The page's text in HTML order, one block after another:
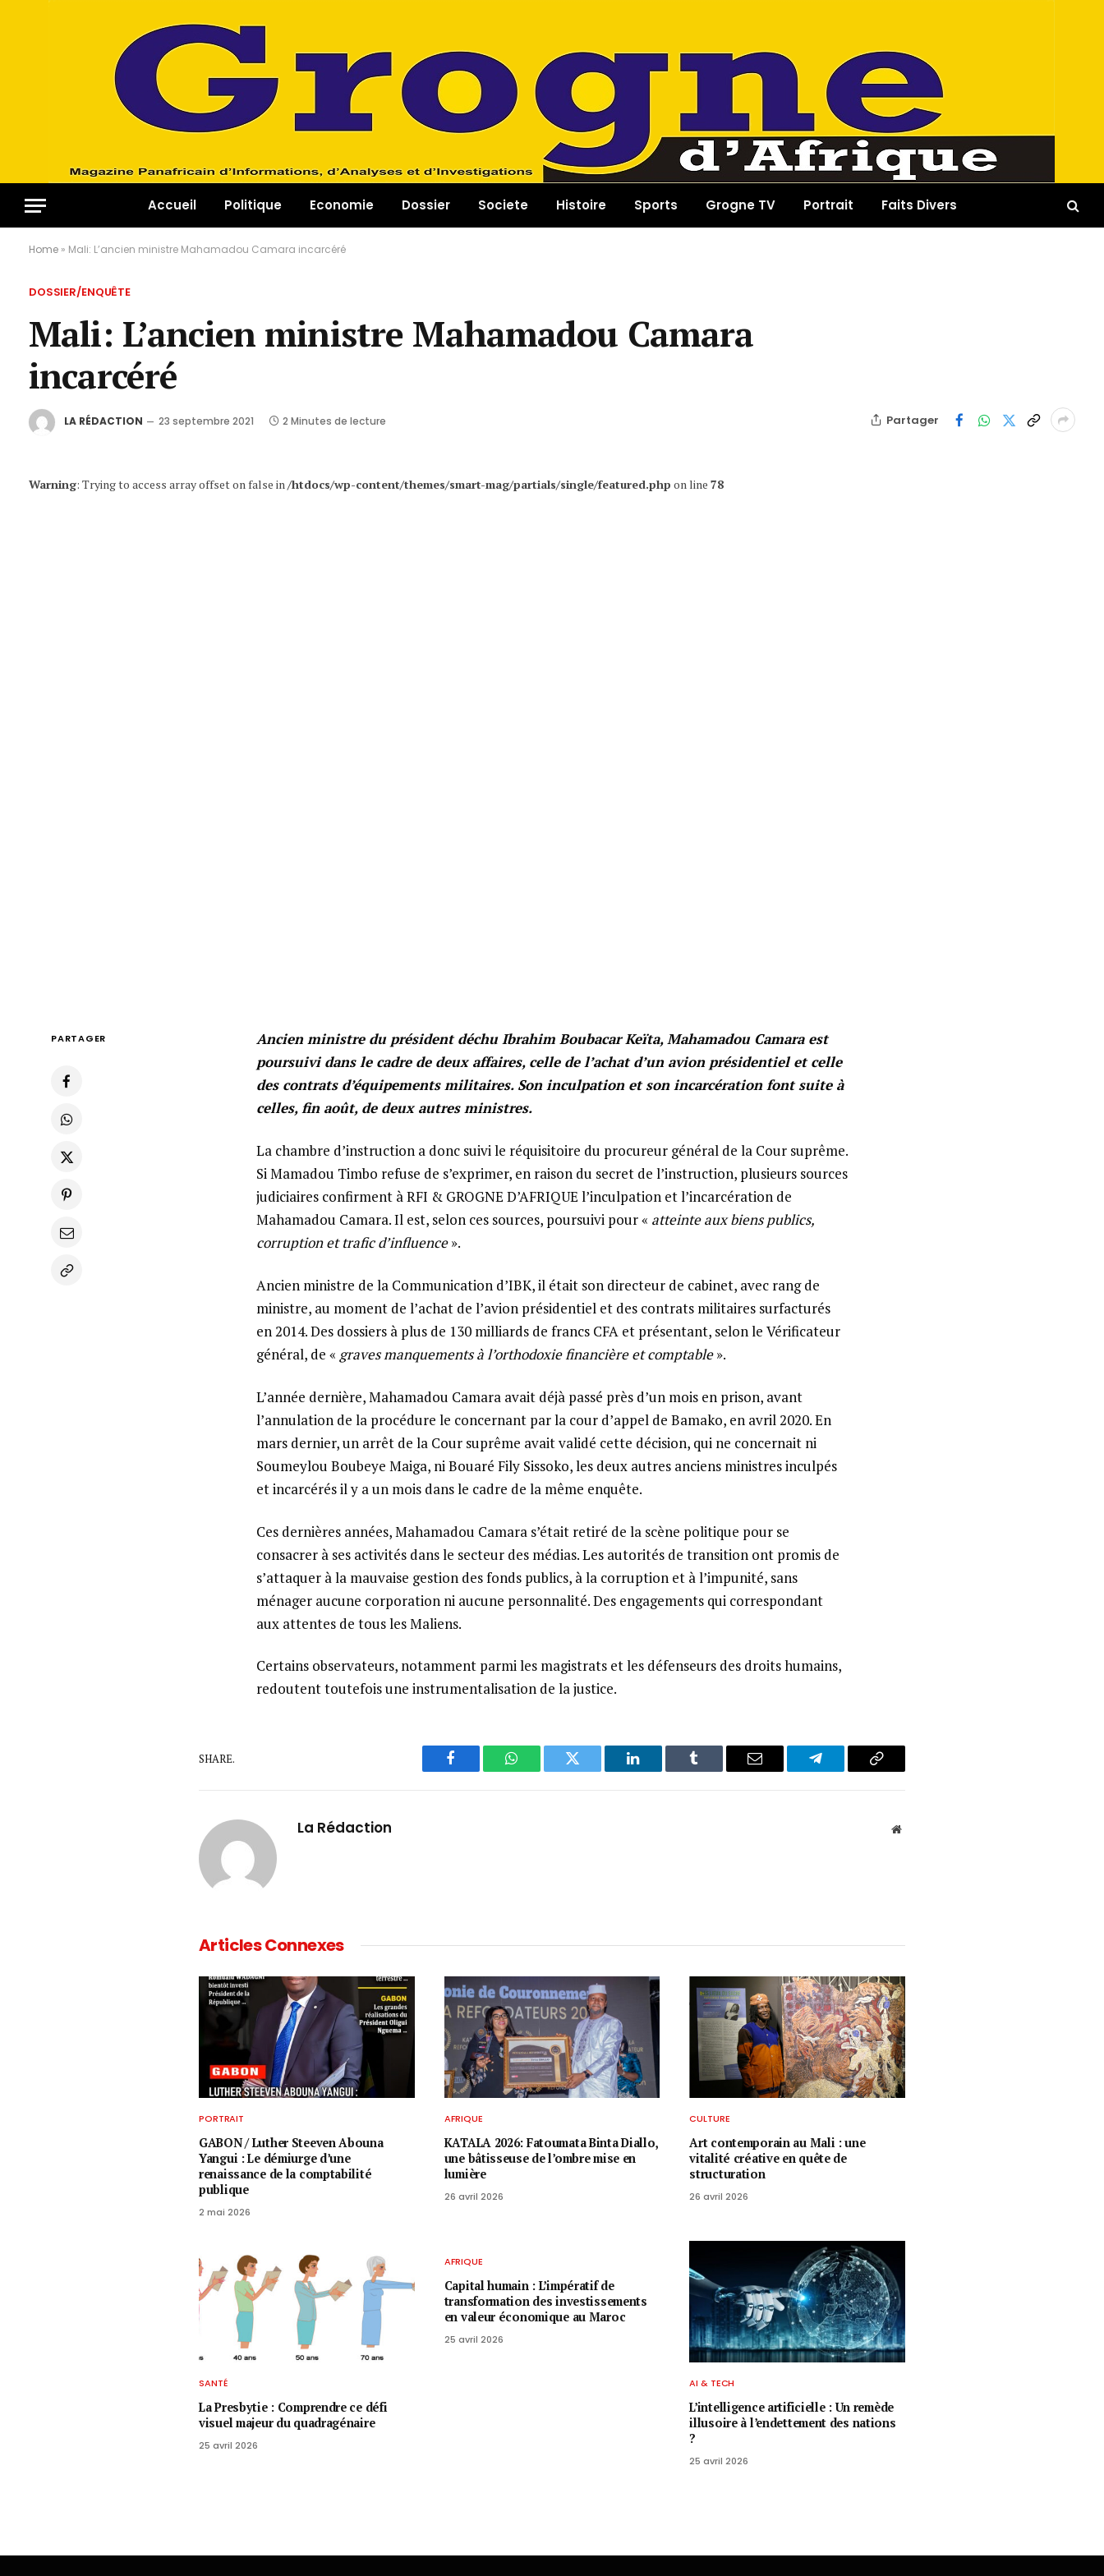
Accueil Politique Economie Dossier Societe Histoire Sports Grogne TV Portrait Faits Divers
Home » Mali: L’ancien ministre Mahamadou Camara incarcéré
DOSSIER/ENQUÊTE
Mali: L’ancien ministre Mahamadou Camara
incarcéré
LA RÉDACTION 23 septembre 2021 2 Minutes de lecture Partager
Warning: Trying to access array offset on false in/htdocs/wp-content/themes/smart-mag/partials/single/featured.php on line 78
PARTAGER
Ancien ministre du président déchu Ibrahim Boubacar Keïta, Mahamadou Camara est
poursuivi dans le cadre de deux affaires, celle de l’achat d’un avion présidentiel et celle
des contrats d’équipements militaires. Son inculpation et son incarcération font suite à
celles, fin août, de deux autres ministres.
La chambre d’instruction a donc suivi le réquisitoire du procureur général de la Cour suprême.
Si Mamadou Timbo refuse de s’exprimer, en raison du secret de l’instruction, plusieurs sources
judiciaires confirment à RFI & GROGNE D’AFRIQUE l’inculpation et l’incarcération de
Mahamadou Camara. Il est, selon ces sources, poursuivi pour « atteinte aux biens publics,
corruption et trafic d’influence».
Ancien ministre de la Communication d’IBK, il était son directeur de cabinet, avec rang de
ministre, au moment de l’achat de l’avion présidentiel et des contrats militaires surfacturés
en 2014. Des dossiers à plus de 130 milliards de francs CFA et présentant, selon le Vérificateur
général, de « graves manquements à l’orthodoxie financière et comptable».
L’année dernière, Mahamadou Camara avait déjà passé près d’un mois en prison, avant
l’annulation de la procédure le concernant par la cour d’appel de Bamako, en avril 2020. En
mars dernier, un arrêt de la Cour suprême avait validé cette décision, qui ne concernait ni
Soumeylou Boubeye Maiga, ni Bouaré Fily Sissoko, les deux autres anciens ministres inculpés
et incarcérés il y a un mois dans le cadre de la même enquête.
Ces dernières années, Mahamadou Camara s’était retiré de la scène politique pour se
consacrer à ses activités dans le secteur des médias. Les autorités de transition ont promis de
s’attaquer à la mauvaise gestion des fonds publics, à la corruption et à l’impunité, sans
ménager aucune corporation ni aucune personnalité. Des engagements qui correspondant
aux attentes de tous les Maliens.
Certains observateurs, notamment parmi les magistrats et les défenseurs des droits humains,
redoutent toutefois une instrumentalisation de la justice.
SHARE.
Facebook WhatsAppTwitter LinkedIn Tumblr Email Telegram Copy
La Rédaction Website
Articles Connexes
PORTRAIT
GABON / ​Luther Steeven Abouna
Yangui : Le démiurge d’une
renaissance de la comptabilité
publique
2 mai 2026
AFRIQUE
KATALA 2026: Fatoumata Binta Diallo,
une bâtisseuse de l’ombre mise en
lumière
26 avril 2026
CULTURE
Art contemporain au Mali : une
vitalité créative en quête de
structuration
26 avril 2026
SANTÉ
La Presbytie : Comprendre ce défi
visuel majeur du quadragénaire
25 avril 2026
AFRIQUE
Capital humain : L’impératif de
transformation des investissements
en valeur économique au Maroc
25 avril 2026
AI & TECH
L’intelligence artificielle : Un remède
illusoire à l’endettement des nations
?
25 avril 2026